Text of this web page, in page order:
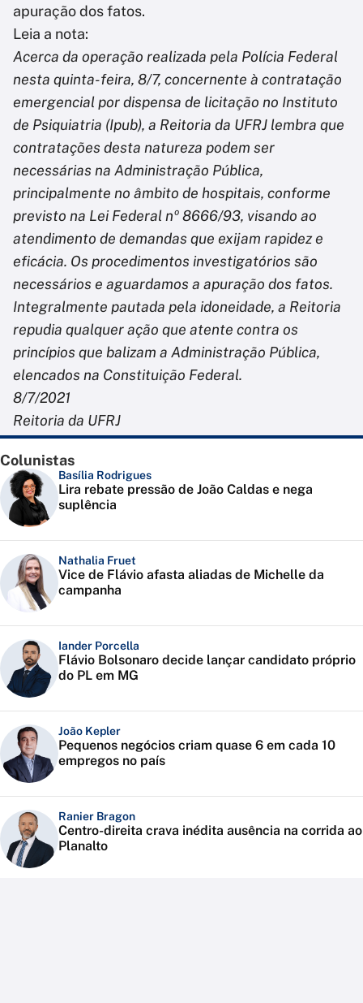
apuração dos fatos.
Leia a nota:
Acerca da operação realizada pela Polícia Federal
nesta quinta-feira, 8/7, concernente à contratação
emergencial por dispensa de licitação no Instituto
de Psiquiatria (Ipub), a Reitoria da UFRJ lembra que
contratações desta natureza podem ser
necessárias na Administração Pública,
principalmente no âmbito de hospitais, conforme
previsto na Lei Federal nº 8666/93, visando ao
atendimento de demandas que exijam rapidez e
eficácia. Os procedimentos investigatórios são
necessários e aguardamos a apuração dos fatos.
Integralmente pautada pela idoneidade, a Reitoria
repudia qualquer ação que atente contra os
princípios que balizam a Administração Pública,
elencados na Constituição Federal.
8/7/2021
Reitoria da UFRJ
Colunistas
Basília Rodrigues
Lira rebate pressão de João Caldas e nega
suplência
Nathalia Fruet
Vice de Flávio afasta aliadas de Michelle da
campanha
Iander Porcella
Flávio Bolsonaro decide lançar candidato próprio
do PL em MG
João Kepler
Pequenos negócios criam quase 6 em cada 10
empregos no país
Ranier Bragon
Centro-direita crava inédita ausência na corrida ao
Planalto